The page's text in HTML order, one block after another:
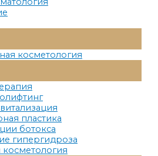
Меню
косметология
Меню
пластика
ботокса
гипергидроза